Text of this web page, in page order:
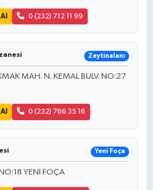
0 (232) 712 11 99
Zeytinalanı
MAH. N. KEMAL BULV. NO:27
0 (232) 766 35 16
Yeni Foça
YENİ FOÇA